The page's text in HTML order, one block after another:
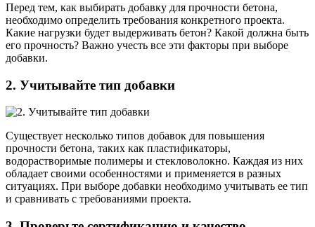
Перед тем, как выбирать добавку для прочности бетона,
необходимо определить требования конкретного проекта.
Какие нагрузки будет выдерживать бетон? Какой должна быть
его прочность? Важно учесть все эти факторы при выборе
добавки.
2. Учитывайте тип добавки
Существует несколько типов добавок для повышения
прочности бетона, таких как пластификаторы,
водорастворимые полимеры и стекловолокно. Каждая из них
обладает своими особенностями и применяется в разных
ситуациях. При выборе добавки необходимо учитывать ее тип
и сравнивать с требованиями проекта.